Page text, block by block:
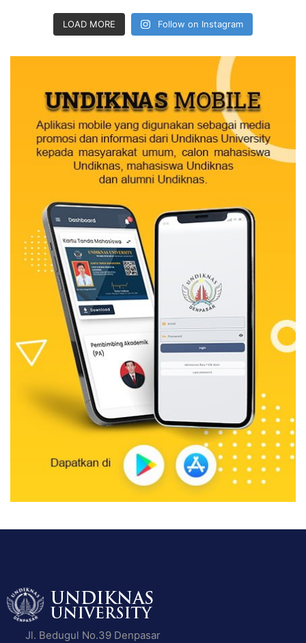
LOAD MORE Follow on Instagram
Jl. Bedugul No.39 Denpasar